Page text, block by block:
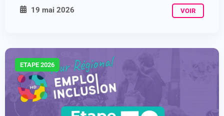
19 mai 2026 VOIR
ETAPE 2026